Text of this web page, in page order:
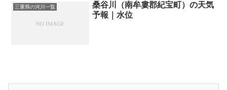
三重県の河川一覧
桑谷川（南牟婁郡紀宝町）の天気
予報｜水位